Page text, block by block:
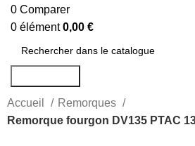
0 Comparer
0 élément 0,00 €
Accueil
Remorques
Remorque fourgon DV135 PTAC